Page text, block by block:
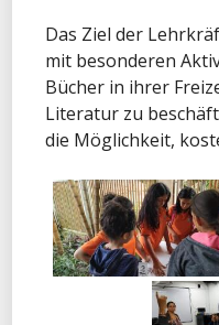
Das Ziel der
mit besonderen
Bücher in ihrer
Literatur zu
die Möglichkeit,